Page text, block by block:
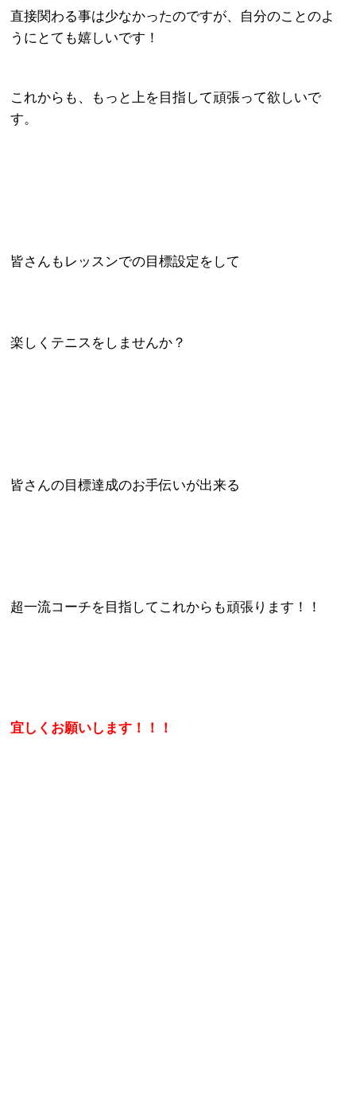
直接関わる事は少なかったのですが、自分のことのよ
うにとても嬉しいです！
これからも、もっと上を目指して頑張って欲しいで
す。
皆さんもレッスンでの目標設定をして
楽しくテニスをしませんか？
皆さんの目標達成のお手伝いが出来る
超一流コーチを目指してこれからも頑張ります！！
宜しくお願いします！！！